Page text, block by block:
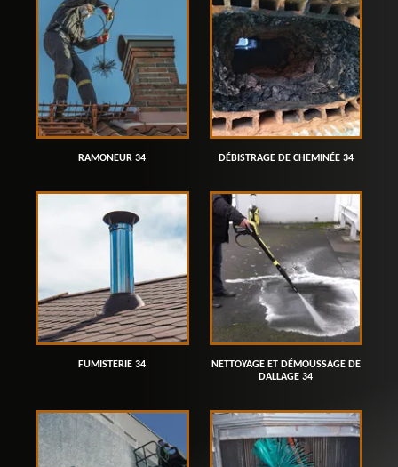
RAMONEUR 34 DÉBISTRAGE DE CHEMINÉE 34
FUMISTERIE 34
NETTOYAGE ET DÉMOUSSAGE DE
DALLAGE 34